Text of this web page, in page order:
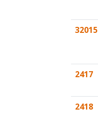
32015
2417
2418